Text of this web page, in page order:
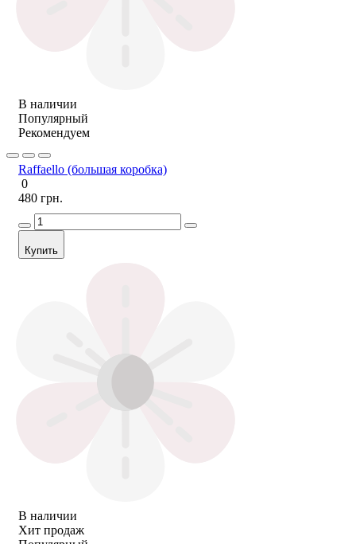
В наличии
Популярный
Рекомендуем
Raffaello (большая коробка)
0
480 грн.
Купить
В наличии
Хит продаж